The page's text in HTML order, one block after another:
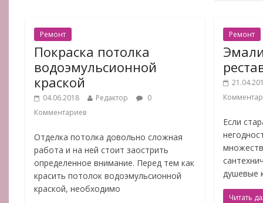
Ремонт
Покраска потолка
водоэмульсионной
краской
04.06.2018 Редактор
0
Комментариев
Отделка потолка довольно сложная
работа и на ней стоит заострить
определенное внимание. Перед тем как
красить потолок водоэмульсионной
краской, необходимо
Ремонт
Если
душевые
Читать